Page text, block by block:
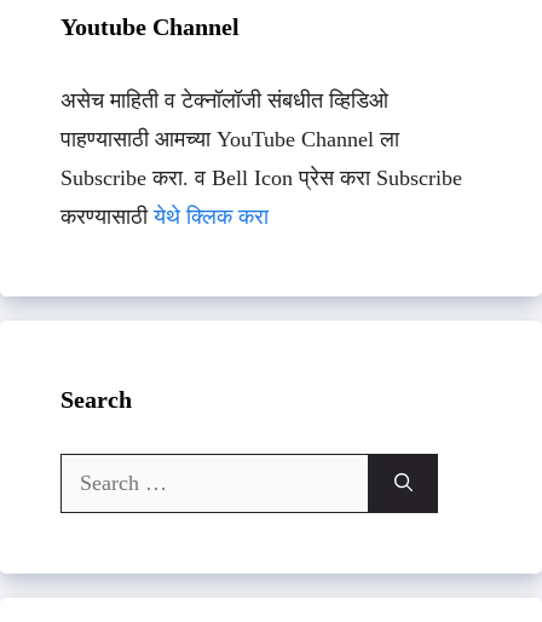
Youtube Channel
असेच माहिती व टेक्नॉलॉजी संबधीत व्हिडिओ
पाहण्यासाठी आमच्या YouTube Channel ला
Subscribe करा. व Bell Icon प्रेस करा Subscribe
करण्यासाठीयेथे क्लिक करा
Search
Search
for: